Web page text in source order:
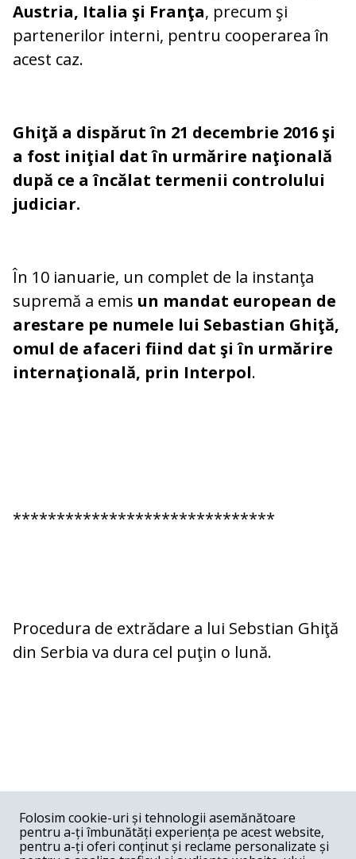
Austria, Italia şi Franţa, precum şi
partenerilor interni, pentru cooperarea în
acest caz.
Ghiţă a dispărut în 21 decembrie 2016 şi
a fost iniţial dat în urmărire naţională
după ce a încălat termenii controlului
judiciar.
În 10 ianuarie, un complet de la instanţa
supremă a emis un mandat european de
arestare pe numele lui Sebastian Ghiţă,
omul de afaceri fiind dat şi în urmărire
internaţională, prin Interpol.
******************************
Procedura de extrădare a lui Sebstian Ghiţă
din Serbia va dura cel puţin o lună.
COMENTARII
Nume
Folosim cookie-uri și tehnologii asemănătoare
pentru a-ți îmbunătăți experiența pe acest website,
pentru a-ți oferi conținut și reclame personalizate și